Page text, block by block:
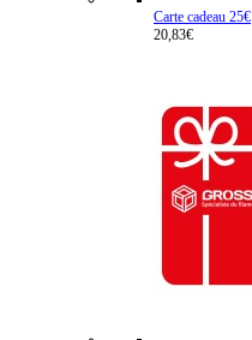
Carte cadeau 25€
20,83€